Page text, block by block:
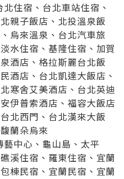
北住宿 、 台北車站住宿 、
親子飯店 、 北投溫泉飯
、 烏來溫泉 、 台北汽車旅
淡水住宿 、 基隆住宿 、 加賀
酒店 、 格拉斯麗台北飯
酒店 、 台北凱達大飯店 、
寒舍艾美酒店 、 台北英迪
伊普索酒店 、 福容大飯店
北西門 、 台北漢來大飯
馥蘭朵烏來
藝中心 、 龜山島 、 太平
礁溪住宿 、 羅東住宿 、 宜蘭
棟民宿 、 宜蘭民宿 、 宜蘭